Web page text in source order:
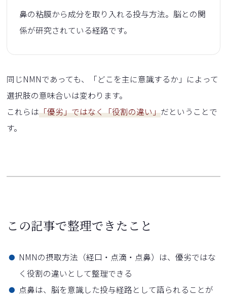
鼻の粘膜から成分を取り入れる投与方法。脳との関
係が研究されている経路です。
同じNMNであっても、「どこを主に意識するか」によって
選択肢の意味合いは変わります。
これらは「優劣」ではなく「役割の違い」だということで
す。
この記事で整理できたこと
NMNの摂取方法（経口・点滴・点鼻）は、優劣ではな
く役割の違いとして整理できる
点鼻は、脳を意識した投与経路として語られることが